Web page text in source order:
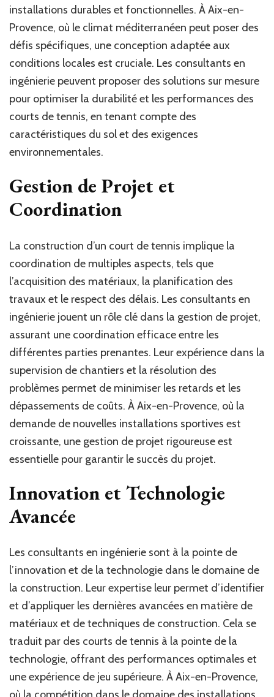
installations durables et fonctionnelles. À Aix-en-
Provence, où le climat méditerranéen peut poser des
défis spécifiques, une conception adaptée aux
conditions locales est cruciale. Les consultants en
ingénierie peuvent proposer des solutions sur mesure
pour optimiser la durabilité et les performances des
courts de tennis, en tenant compte des
caractéristiques du sol et des exigences
environnementales.
Gestion de Projet et
Coordination
La construction d’un court de tennis implique la
coordination de multiples aspects, tels que
l’acquisition des matériaux, la planification des
travaux et le respect des délais. Les consultants en
ingénierie jouent un rôle clé dans la gestion de projet,
assurant une coordination efficace entre les
différentes parties prenantes. Leur expérience dans la
supervision de chantiers et la résolution des
problèmes permet de minimiser les retards et les
dépassements de coûts. À Aix-en-Provence, où la
demande de nouvelles installations sportives est
croissante, une gestion de projet rigoureuse est
essentielle pour garantir le succès du projet.
Innovation et Technologie
Avancée
Les consultants en ingénierie sont à la pointe de
l’innovation et de la technologie dans le domaine de
la construction. Leur expertise leur permet d’identifier
et d’appliquer les dernières avancées en matière de
matériaux et de techniques de construction. Cela se
traduit par des courts de tennis à la pointe de la
technologie, offrant des performances optimales et
une expérience de jeu supérieure. À Aix-en-Provence,